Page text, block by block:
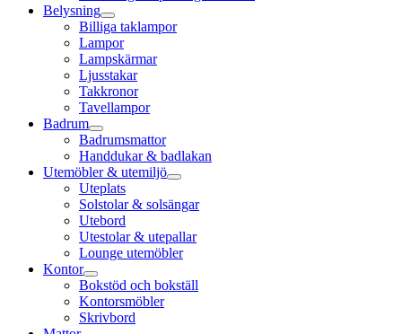
Belysning
Billiga taklampor
Lampor
Lampskärmar
Ljusstakar
Takkronor
Tavellampor
Badrum
Badrumsmattor
Handdukar & badlakan
Utemöbler & utemiljö
Uteplats
Solstolar & solsängar
Utebord
Utestolar & utepallar
Lounge utemöbler
Kontor
Bokstöd och bokställ
Kontorsmöbler
Skrivbord